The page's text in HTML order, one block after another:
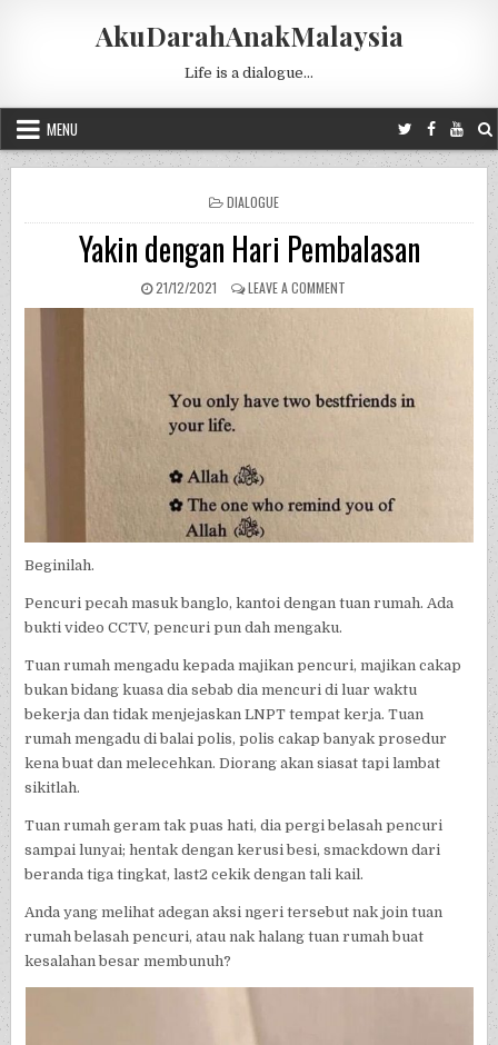
AkuDarahAnakMalaysia
Life is a dialogue…
MENU
POSTED IN
DIALOGUE
Yakin dengan Hari Pembalasan
PUBLISHED DATE:
21/12/2021 LEAVE A COMMENT ON YAKIN DENGAN HARI
Beginilah.
Pencuri pecah masuk banglo, kantoi dengan tuan rumah. Ada
bukti video CCTV, pencuri pun dah mengaku.
Tuan rumah mengadu kepada majikan pencuri, majikan cakap
bukan bidang kuasa dia sebab dia mencuri di luar waktu
bekerja dan tidak menjejaskan LNPT tempat kerja. Tuan
rumah mengadu di balai polis, polis cakap banyak prosedur
kena buat dan melecehkan. Diorang akan siasat tapi lambat
sikitlah.
Tuan rumah geram tak puas hati, dia pergi belasah pencuri
sampai lunyai; hentak dengan kerusi besi, smackdown dari
beranda tiga tingkat, last2 cekik dengan tali kail.
Anda yang melihat adegan aksi ngeri tersebut nak join tuan
rumah belasah pencuri, atau nak halang tuan rumah buat
kesalahan besar membunuh?